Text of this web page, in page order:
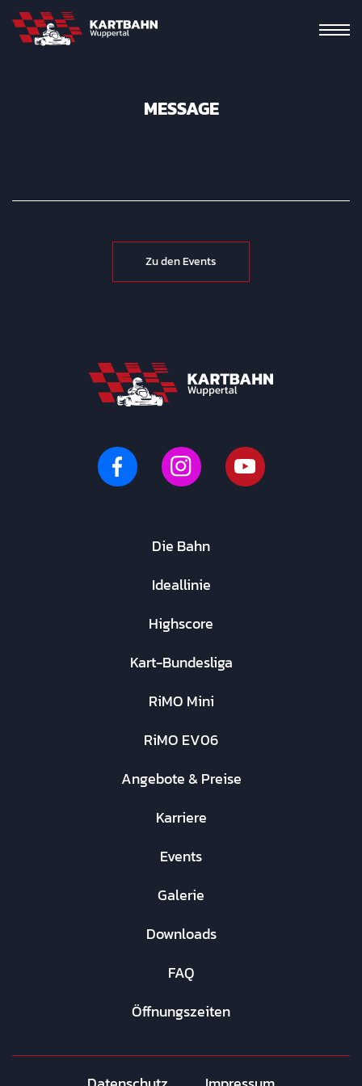
MESSAGE
Zu den Events
Die Bahn
Ideallinie
Highscore
Kart-Bundesliga
RiMO Mini
RiMO EV06
Angebote & Preise
Karriere
Events
Galerie
Downloads
FAQ
Öffnungszeiten